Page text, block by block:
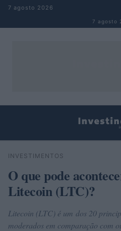
Pular para o conteúdo
7 agosto 2026
7 agosto
Buscar
INVESTIMENTOS
O que pode
Litecoin (LTC)?
Litecoin (LTC) é um dos 20
moderados em comparação com